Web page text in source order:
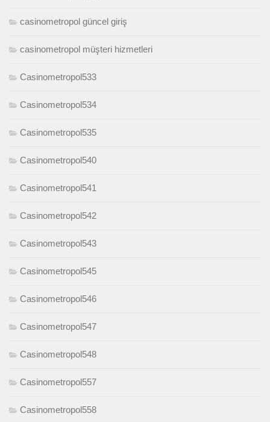
casinometropol güncel giriş
casinometropol müşteri hizmetleri
Casinometropol533
Casinometropol534
Casinometropol535
Casinometropol540
Casinometropol541
Casinometropol542
Casinometropol543
Casinometropol545
Casinometropol546
Casinometropol547
Casinometropol548
Casinometropol557
Casinometropol558